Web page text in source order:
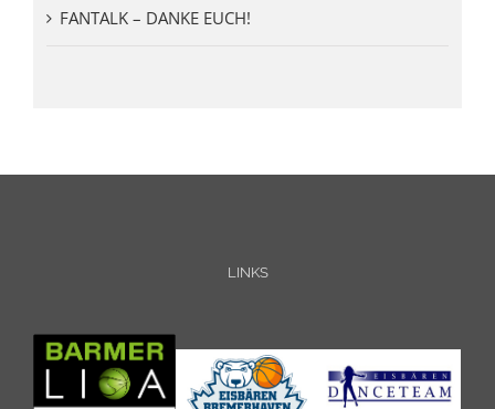
FANTALK – DANKE EUCH!
LINKS